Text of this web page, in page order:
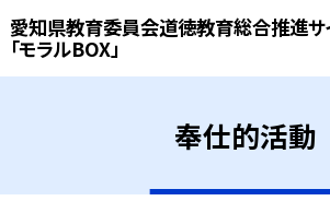
愛知県教育委員会道徳教育総合推進サ
「モラルBOX」
奉仕的活動